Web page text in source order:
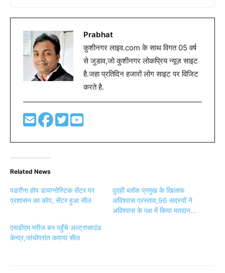
Prabhat
कुशीनगर लाइव.com के साथ विगत 05 वर्ष
से जुडाव,जो कुशीनगर लोकप्रिय न्यूज़ साइट
है.जहा प्रतिदिन हजारों लोग साइट पर विजिट
करते है.
Related News
पडरौना होप डायग्नोस्टिक सेंटर पर
प्रशासन का कोप, सेंटर हुआ सील
दुदही ब्लॉक प्रमुख के खिलाफ
अविश्वास प्रस्ताव,96 सदस्यों ने
अविश्वास के पक्ष में किया मतदान…
एसडीएम मरीज बन पहुँचे अल्ट्रासाउंड
केन्द्र,जांचोपरांत कराया सील